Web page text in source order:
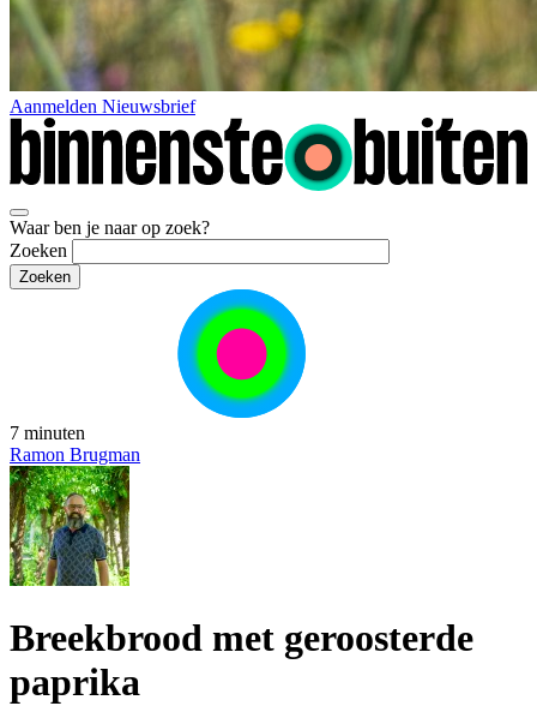
Aanmelden Nieuwsbrief
Waar ben je naar op zoek?
Zoeken
7 minuten
Ramon Brugman
Breekbrood met geroosterde
paprika